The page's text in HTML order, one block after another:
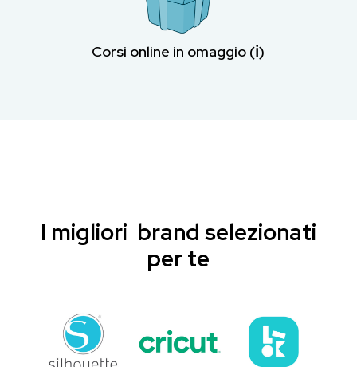
Corsi online in omaggio (ℹ︎)
I migliori brand selezionati
per te